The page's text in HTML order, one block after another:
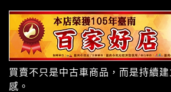
買賣不只是中古車商品，而是持續
感。